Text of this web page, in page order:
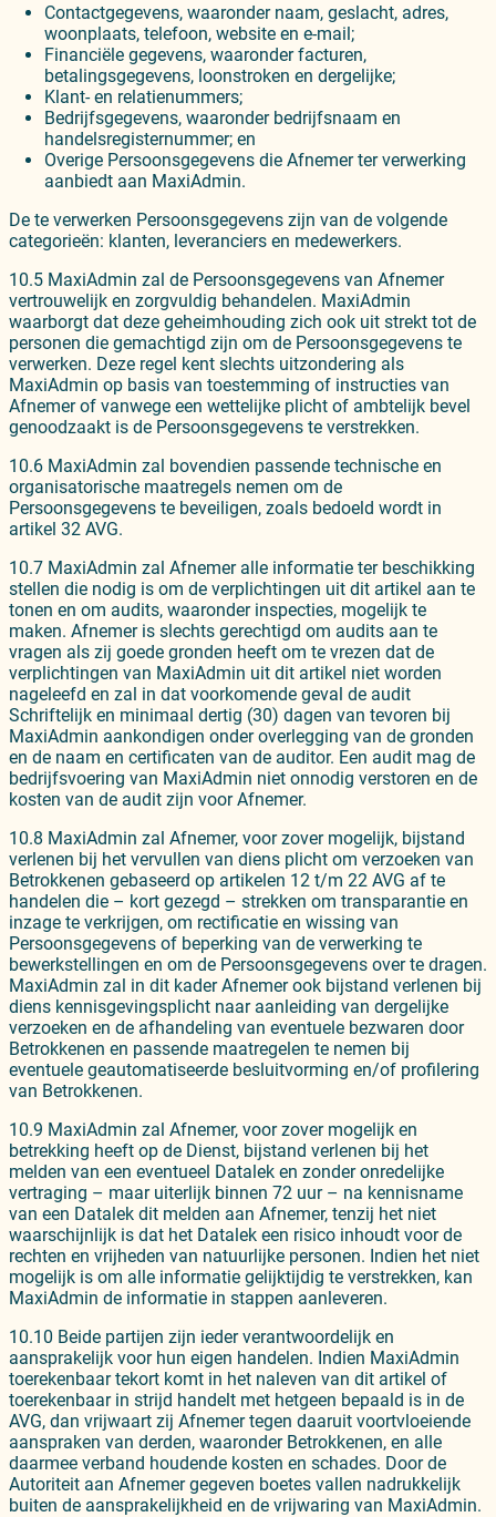
Contactgegevens, waaronder naam, geslacht, adres,
woonplaats, telefoon, website en e-mail;
Financiële gegevens, waaronder facturen,
betalingsgegevens, loonstroken en dergelijke;
Klant- en relatienummers;
Bedrijfsgegevens, waaronder bedrijfsnaam en
handelsregisternummer; en
Overige Persoonsgegevens die Afnemer ter verwerking
aanbiedt aan MaxiAdmin.
De te verwerken Persoonsgegevens zijn van de volgende
categorieën: klanten, leveranciers en medewerkers.
10.5 MaxiAdmin zal de Persoonsgegevens van Afnemer
vertrouwelijk en zorgvuldig behandelen. MaxiAdmin
waarborgt dat deze geheimhouding zich ook uit strekt tot de
personen die gemachtigd zijn om de Persoonsgegevens te
verwerken. Deze regel kent slechts uitzondering als
MaxiAdmin op basis van toestemming of instructies van
Afnemer of vanwege een wettelijke plicht of ambtelijk bevel
genoodzaakt is de Persoonsgegevens te verstrekken.
10.6 MaxiAdmin zal bovendien passende technische en
organisatorische maatregels nemen om de
Persoonsgegevens te beveiligen, zoals bedoeld wordt in
artikel 32 AVG.
10.7 MaxiAdmin zal Afnemer alle informatie ter beschikking
stellen die nodig is om de verplichtingen uit dit artikel aan te
tonen en om audits, waaronder inspecties, mogelijk te
maken. Afnemer is slechts gerechtigd om audits aan te
vragen als zij goede gronden heeft om te vrezen dat de
verplichtingen van MaxiAdmin uit dit artikel niet worden
nageleefd en zal in dat voorkomende geval de audit
Schriftelijk en minimaal dertig (30) dagen van tevoren bij
MaxiAdmin aankondigen onder overlegging van de gronden
en de naam en certificaten van de auditor. Een audit mag de
bedrijfsvoering van MaxiAdmin niet onnodig verstoren en de
kosten van de audit zijn voor Afnemer.
10.8 MaxiAdmin zal Afnemer, voor zover mogelijk, bijstand
verlenen bij het vervullen van diens plicht om verzoeken van
Betrokkenen gebaseerd op artikelen 12 t/m 22 AVG af te
handelen die – kort gezegd – strekken om transparantie en
inzage te verkrijgen, om rectificatie en wissing van
Persoonsgegevens of beperking van de verwerking te
bewerkstellingen en om de Persoonsgegevens over te dragen.
MaxiAdmin zal in dit kader Afnemer ook bijstand verlenen bij
diens kennisgevingsplicht naar aanleiding van dergelijke
verzoeken en de afhandeling van eventuele bezwaren door
Betrokkenen en passende maatregelen te nemen bij
eventuele geautomatiseerde besluitvorming en/of profilering
van Betrokkenen.
10.9 MaxiAdmin zal Afnemer, voor zover mogelijk en
betrekking heeft op de Dienst, bijstand verlenen bij het
melden van een eventueel Datalek en zonder onredelijke
vertraging – maar uiterlijk binnen 72 uur – na kennisname
van een Datalek dit melden aan Afnemer, tenzij het niet
waarschijnlijk is dat het Datalek een risico inhoudt voor de
rechten en vrijheden van natuurlijke personen. Indien het niet
mogelijk is om alle informatie gelijktijdig te verstrekken, kan
MaxiAdmin de informatie in stappen aanleveren.
10.10 Beide partijen zijn ieder verantwoordelijk en
aansprakelijk voor hun eigen handelen. Indien MaxiAdmin
toerekenbaar tekort komt in het naleven van dit artikel of
toerekenbaar in strijd handelt met hetgeen bepaald is in de
AVG, dan vrijwaart zij Afnemer tegen daaruit voortvloeiende
aanspraken van derden, waaronder Betrokkenen, en alle
daarmee verband houdende kosten en schades. Door de
Autoriteit aan Afnemer gegeven boetes vallen nadrukkelijk
buiten de aansprakelijkheid en de vrijwaring van MaxiAdmin.